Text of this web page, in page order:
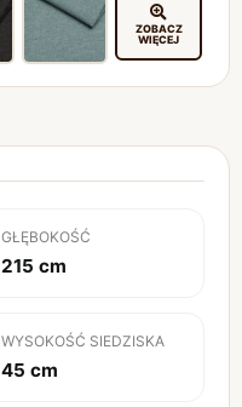
ZOBACZ
WIĘCEJ
GŁĘBOKOŚĆ
215 cm
WYSOKOŚĆ SIEDZISKA
45 cm